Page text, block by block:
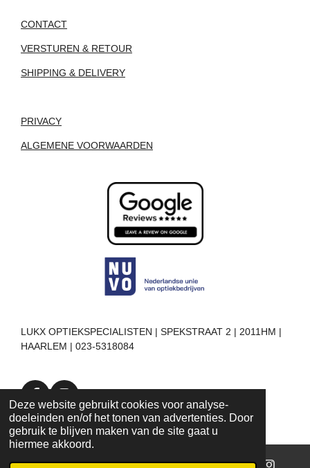
Deze website gebruikt cookies voor analyse-
doeleinden en/of het tonen van advertenties. Door
gebruik te blijven maken van de site gaat u
hiermee akkoord.
CONTACT
VERSTUREN & RETOUR
SHIPPING & DELIVERY
PRIVACY
ALGEMENE VOORWAARDEN
LUKX OPTIEKSPECIALISTEN | SPEKSTRAAT 2 | 2011HM |
HAARLEM | 023-5318084
F
a
c
e
I
n
s
t